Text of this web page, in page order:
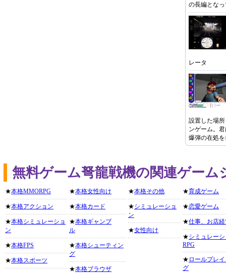
の長編とな
レータ
設置した場
ンゲーム。
爆弾の在処
無料ゲーム弩龍戦機の関連ゲーム
★本格MMORPG
★本格アクション
★本格シミュレーショ
ン
★本格FPS
★本格スポーツ
★本格女性向け
★本格カード
★本格ギャンブ
ル
★本格シューティン
グ
★本格ブラウザ
★本格その他
★シミュレーショ
ン
★女性向け
★育成ゲーム
★恋愛ゲーム
★仕事、お店
★シミュレー
RPG
★ ロールプレ
グ